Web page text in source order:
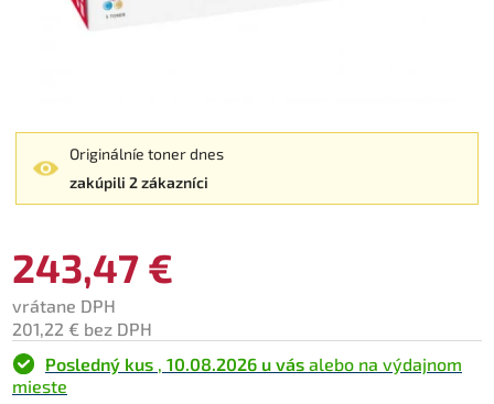
Originálníe toner dnes
zakúpili 2 zákazníci
243,47 €
vrátane DPH
201,22 € bez DPH
Posledný kus , 10.08.2026 u vás alebo na výdajnom
mieste